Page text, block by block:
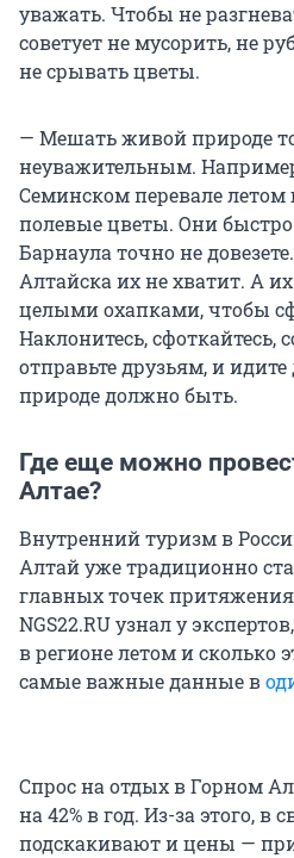
уважать. Чтобы не
советует не мусорить, не
не срывать цветы.
— Мешать живой природе
неуважительным.
Семинском перевале летом
полевые цветы. Они
Барнаула точно не
Алтайска их не хватит. А
целыми охапками, чтобы
Наклонитесь, сфоткайтесь,
отправьте друзьям, и
природе должно быть.
Где еще можно
Алтае?
Внутренний туризм в
Алтай уже традиционно
главных точек
NGS22.RU узнал у
в регионе летом и сколько
самые важные данные в
Спрос на отдых в Горном
на 42% в год. Из-за этого, в
подскакивают и цены —